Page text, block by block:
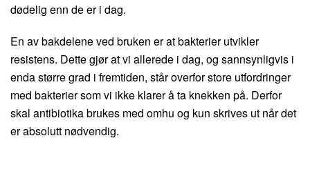
dødelig enn de er i dag.
En av bakdelene ved bruken er at bakterier utvikler
resistens. Dette gjør at vi allerede i dag, og sannsynligvis i
enda større grad i fremtiden, står overfor store utfordringer
med bakterier som vi ikke klarer å ta knekken på. Derfor
skal antibiotika brukes med omhu og kun skrives ut når det
er absolutt nødvendig.